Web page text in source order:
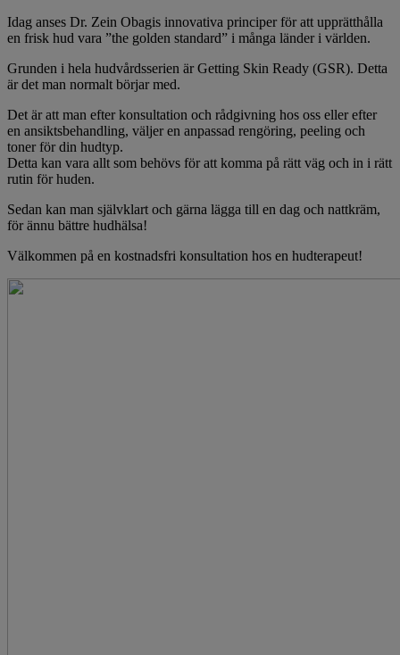
Idag anses Dr. Zein Obagis innovativa principer för att upprätthålla
en frisk hud vara ”the golden standard” i många länder i världen.
Grunden i hela hudvårdsserien är Getting Skin Ready (GSR). Detta
är det man normalt börjar med.
Det är att man efter konsultation och rådgivning hos oss eller efter
en ansiktsbehandling, väljer en anpassad rengöring, peeling och
toner för din hudtyp.
Detta kan vara allt som behövs för att komma på rätt väg och in i rätt
rutin för huden.
Sedan kan man självklart och gärna lägga till en dag och nattkräm,
för ännu bättre hudhälsa!
Välkommen på en kostnadsfri konsultation hos en hudterapeut!